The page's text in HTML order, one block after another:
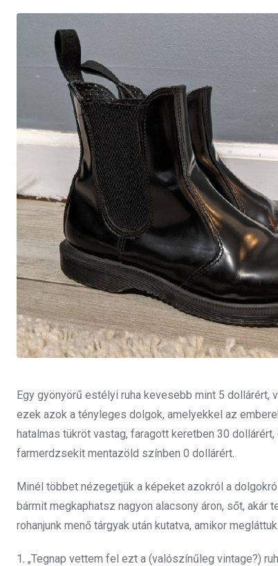
Egy gyönyörű estélyi ruha kevesebb mint 5 dollárért,
ezek azok a tényleges dolgok, amelyekkel az
hatalmas tükröt vastag, faragott keretben 30
farmerdzsekit mentazöld színben 0 dollárért.
Minél többet nézegetjük a képeket azokról a
bármit megkaphatsz nagyon alacsony áron, sőt, akár
rohanjunk menő tárgyak után kutatva, amikor
1. „Tegnap vettem fel ezt a (valószínűleg vintage?)